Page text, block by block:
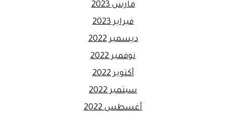
مارس 2023
فبراير 2023
ديسمبر 2022
نوفمبر 2022
أكتوبر 2022
سبتمبر 2022
أغسطس 2022